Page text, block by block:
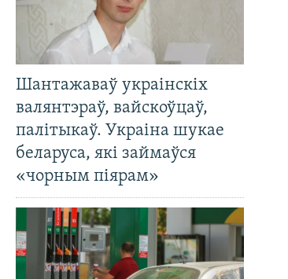
Шантажаваў украінскіх
валянтэраў, вайскоўцаў,
палітыкаў. Украіна шукае
беларуса, які займаўся
«чорным піярам»